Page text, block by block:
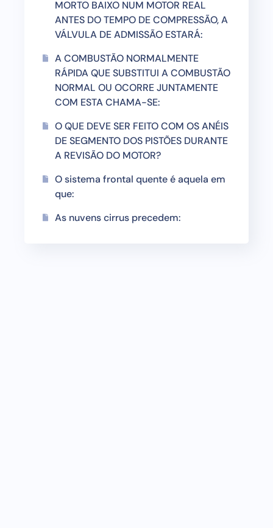
MORTO BAIXO NUM MOTOR REAL
ANTES DO TEMPO DE COMPRESSÃO, A
VÁLVULA DE ADMISSÃO ESTARÁ:
A COMBUSTÃO NORMALMENTE
RÁPIDA QUE SUBSTITUI A COMBUSTÃO
NORMAL OU OCORRE JUNTAMENTE
COM ESTA CHAMA-SE:
O QUE DEVE SER FEITO COM OS ANÉIS
DE SEGMENTO DOS PISTÕES DURANTE
A REVISÃO DO MOTOR?
O sistema frontal quente é aquela em
que:
As nuvens cirrus precedem: